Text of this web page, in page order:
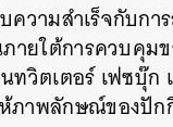
ความสำเร็จกับก
ายใต้การควบคุม
ทวิตเตอร์ เฟซบุ๊ก
าพลักษณ์ของปัก